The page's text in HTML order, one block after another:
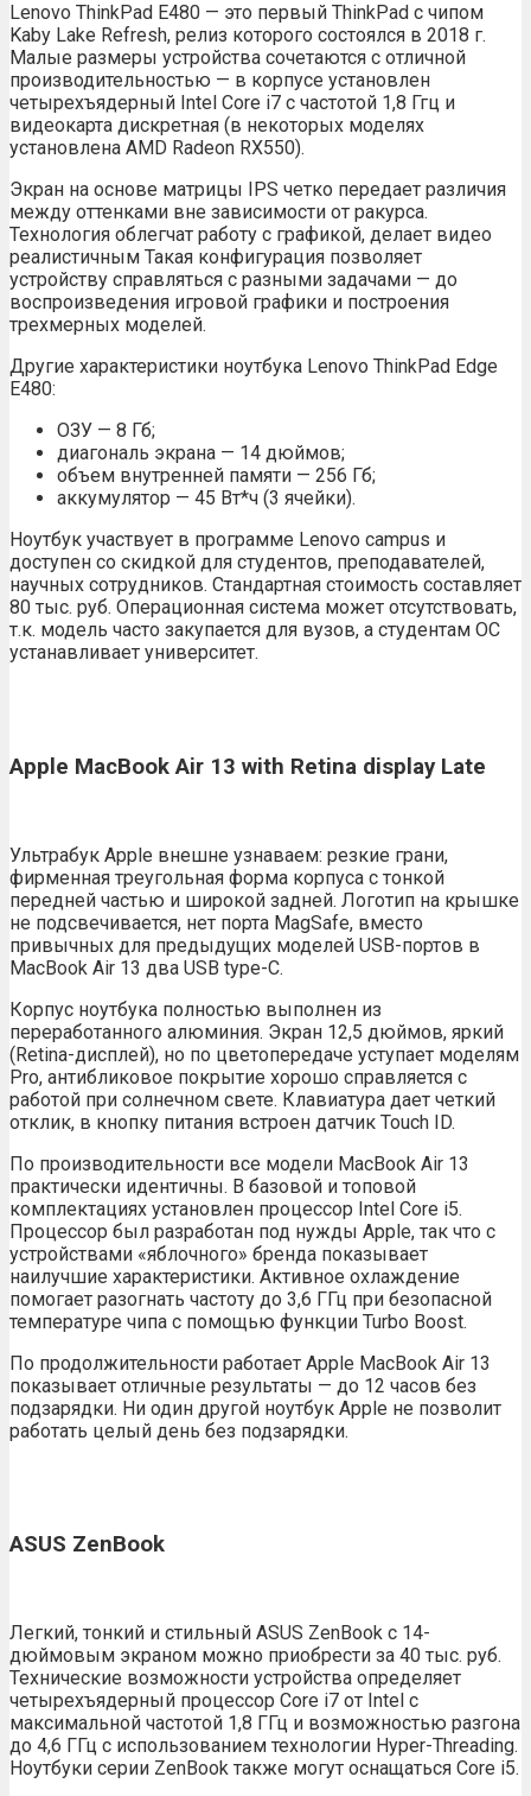
Lenovo ThinkPad E480 — это первый ThinkPad с чипом
Kaby Lake Refresh, релиз которого состоялся в 2018 г.
Малые размеры устройства сочетаются с отличной
производительностью — в корпусе установлен
четырехъядерный Intel Core i7 с частотой 1,8 Ггц и
видеокарта дискретная (в некоторых моделях
установлена AMD Radeon RX550).
Экран на основе матрицы IPS четко передает различия
между оттенками вне зависимости от ракурса.
Технология облегчат работу с графикой, делает видео
реалистичным Такая конфигурация позволяет
устройству справляться с разными задачами — до
воспроизведения игровой графики и построения
трехмерных моделей.
Другие характеристики ноутбука Lenovo ThinkPad Edge
E480:
ОЗУ — 8 Гб;
диагональ экрана — 14 дюймов;
объем внутренней памяти — 256 Гб;
аккумулятор — 45 Вт*ч (3 ячейки).
Ноутбук участвует в программе Lenovo campus и
доступен со скидкой для студентов, преподавателей,
научных сотрудников. Стандартная стоимость составляет
80 тыс. руб. Операционная система может отсутствовать,
т.к. модель часто закупается для вузов, а студентам ОС
устанавливает университет.
Apple MacBook Air 13 with Retina display Late
Ультрабук Apple внешне узнаваем: резкие грани,
фирменная треугольная форма корпуса с тонкой
передней частью и широкой задней. Логотип на крышке
не подсвечивается, нет порта MagSafe, вместо
привычных для предыдущих моделей USB-портов в
MacBook Air 13 два USB type-C.
Корпус ноутбука полностью выполнен из
переработанного алюминия. Экран 12,5 дюймов, яркий
(Retina-дисплей), но по цветопередаче уступает моделям
Pro, антибликовое покрытие хорошо справляется с
работой при солнечном свете. Клавиатура дает четкий
отклик, в кнопку питания встроен датчик Touch ID.
По производительности все модели MacBook Air 13
практически идентичны. В базовой и топовой
комплектациях установлен процессор Intel Core i5.
Процессор был разработан под нужды Apple, так что с
устройствами «яблочного» бренда показывает
наилучшие характеристики. Активное охлаждение
помогает разогнать частоту до 3,6 ГГц при безопасной
температуре чипа с помощью функции Turbo Boost.
По продолжительности работает Apple MacBook Air 13
показывает отличные результаты — до 12 часов без
подзарядки. Ни один другой ноутбук Apple не позволит
работать целый день без подзарядки.
ASUS ZenBook
Легкий, тонкий и стильный ASUS ZenBook с 14-
дюймовым экраном можно приобрести за 40 тыс. руб.
Технические возможности устройства определяет
четырехъядерный процессор Core i7 от Intel с
максимальной частотой 1,8 ГГц и возможностью разгона
до 4,6 ГГц с использованием технологии Hyper-Threading.
Ноутбуки серии ZenBook также могут оснащаться Core i5.